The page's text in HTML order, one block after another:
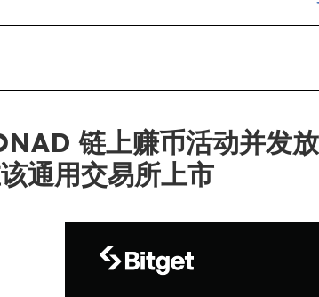
链上赚币活动并发
通用交易所上市